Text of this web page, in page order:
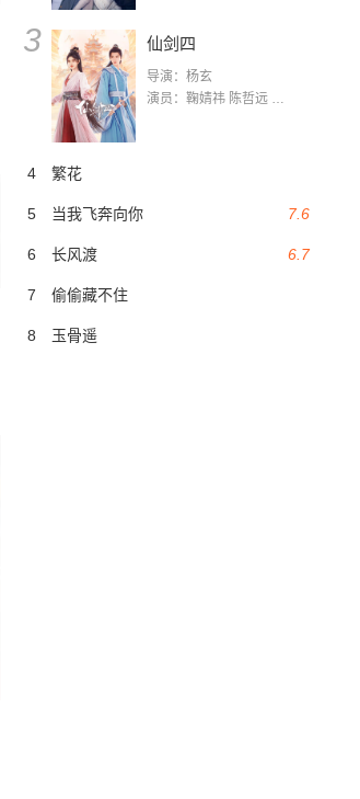
3 仙剑四
导演：杨玄
演员：鞠婧祎 陈哲远 茅子俊 毛晓慧 王媛可 张志浩 林枫松 张帆（演员）
4 繁花
7.6
5 当我飞奔向你
6.7
6 长风渡
7 偷偷藏不住
8 玉骨遥
2021-11-30